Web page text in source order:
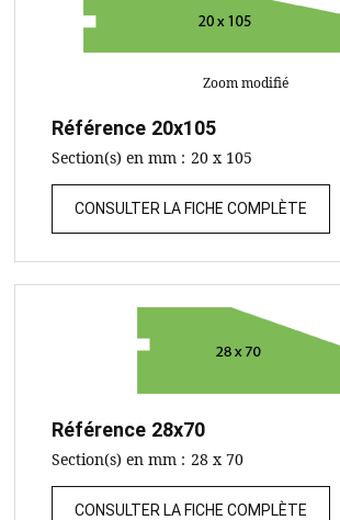
Zoom modifié
Référence 20x105
Section(s) en mm : 20 x 105
CONSULTER LA FICHE COMPLÈTE
Référence 28x70
Section(s) en mm : 28 x 70
CONSULTER LA FICHE COMPLÈTE